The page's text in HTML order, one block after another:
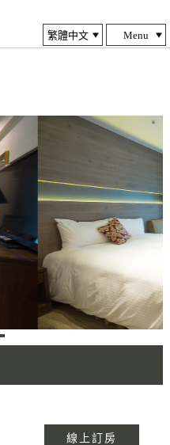
Menu
線上訂房